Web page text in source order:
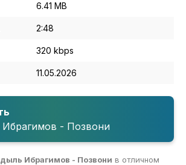
6.41 MB
2:48
320 kbps
11.05.2026
- Позвони
Ибрагимов - Позвони в отличном